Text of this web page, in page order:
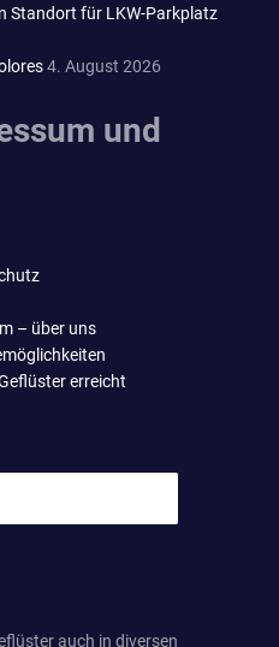
Standort für LKW-Parkplatz
4. August 2026
und
– über uns
erreicht
auch in diversen